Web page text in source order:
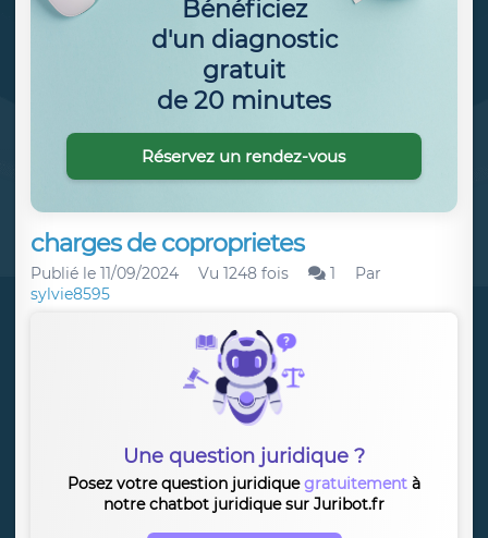
charges de coproprietes
Publié le 11/09/2024 Vu 1248 fois 1
Par
sylvie8595
Une question juridique ?
Posez votre question juridiquegratuitement à
notre chatbot juridique sur Juribot.fr
Bénéficiez
d'un diagnostic
gratuit
de 20 minutes
Réservez un rendez-vous